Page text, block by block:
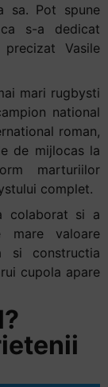
sa. Pot spune
s-a dedicat
Vasile
mari rugbysti
national
roman,
de mijlocas la
marturiilor
complet.
colaborat si a
valoare
si constructia
cupola apare